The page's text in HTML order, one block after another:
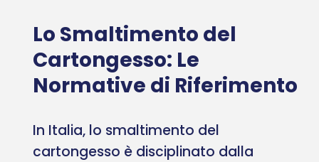
Lo Smaltimento del
Cartongesso: Le
Normative di Riferimento
In Italia, lo smaltimento del
cartongesso è disciplinato dalla